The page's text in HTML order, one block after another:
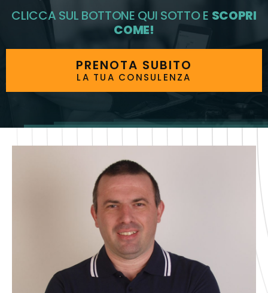
CLICCA SUL BOTTONE QUI SOTTO E SCOPRI
COME!
PRENOTA SUBITO
LA TUA CONSULENZA